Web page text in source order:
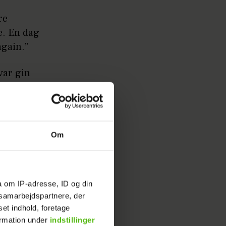
Om
om IP-adresse, ID og din
der
indhold, foretage
under indstillinger
En dag
gin